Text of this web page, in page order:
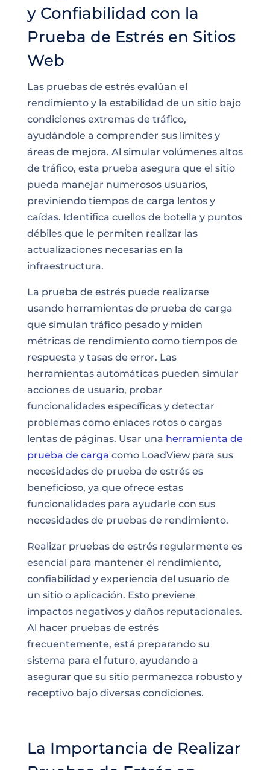
y Confiabilidad con la
Prueba de Estrés en Sitios
Web
Las pruebas de estrés evalúan el
rendimiento y la estabilidad de un sitio bajo
condiciones extremas de tráfico,
ayudándole a comprender sus límites y
áreas de mejora. Al simular volúmenes altos
de tráfico, esta prueba asegura que el sitio
pueda manejar numerosos usuarios,
previniendo tiempos de carga lentos y
caídas. Identifica cuellos de botella y puntos
débiles que le permiten realizar las
actualizaciones necesarias en la
infraestructura.
La prueba de estrés puede realizarse
usando herramientas de prueba de carga
que simulan tráfico pesado y miden
métricas de rendimiento como tiempos de
respuesta y tasas de error. Las
herramientas automáticas pueden simular
acciones de usuario, probar
funcionalidades específicas y detectar
problemas como enlaces rotos o cargas
lentas de páginas. Usar una herramienta de
prueba de carga como LoadView para sus
necesidades de prueba de estrés es
beneficioso, ya que ofrece estas
funcionalidades para ayudarle con sus
necesidades de pruebas de rendimiento.
Realizar pruebas de estrés regularmente es
esencial para mantener el rendimiento,
confiabilidad y experiencia del usuario de
un sitio o aplicación. Esto previene
impactos negativos y daños reputacionales.
Al hacer pruebas de estrés
frecuentemente, está preparando su
sistema para el futuro, ayudando a
asegurar que su sitio permanezca robusto y
receptivo bajo diversas condiciones.
La Importancia de Realizar